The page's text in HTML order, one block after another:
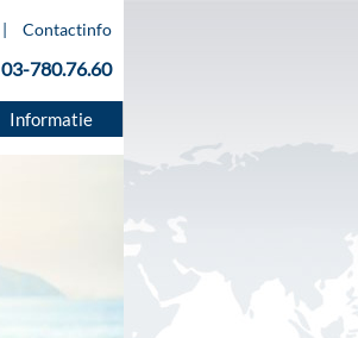
Contactinfo
03-780.76.60
Informatie